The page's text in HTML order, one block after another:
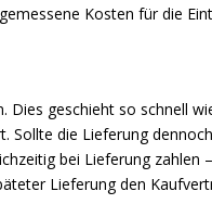
Kosten für die
geschieht so schnell
die Lieferung
bei Lieferung zahlen
Lieferung den